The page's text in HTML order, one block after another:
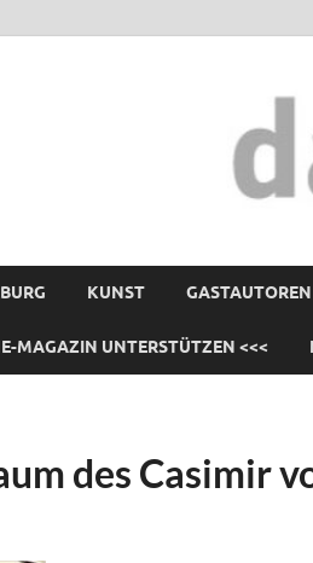
KUNST GASTAUTOREN
MAGAZIN UNTERSTÜTZEN <<<
des Casimir